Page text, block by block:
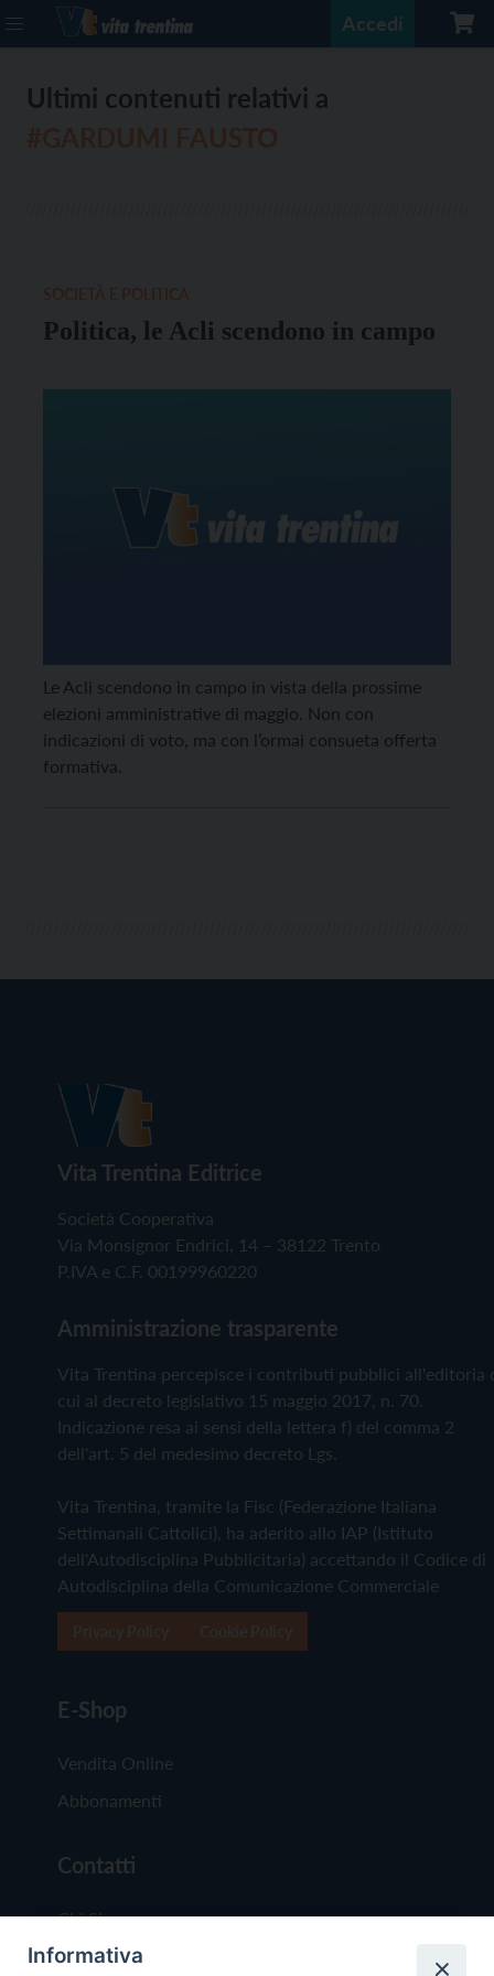
Accedi
Ultimi contenuti relativi a
Politica, le Acli scendono in campo
Le Acli scendono in campo in vista della prossime
elezioni amministrative di maggio. Non con
indicazioni di voto, ma con l’ormai consueta offerta
formativa.
Vita Trentina Editrice
Società Cooperativa
Via Monsignor Endrici, 14 – 38122 Trento
P.IVA e C.F. 00199960220
Amministrazione trasparente
Vita Trentina percepisce i contributi pubblici all'editoria
cui al decreto legislativo 15 maggio 2017, n. 70.
Indicazione resa ai sensi della lettera f) del comma 2
dell'art. 5 del medesimo decreto Lgs.
Vita Trentina, tramite la Fisc (Federazione Italiana
Settimanali Cattolici), ha aderito allo IAP (Istituto
dell'Autodisciplina Pubblicitaria) accettando il Codice di
Autodisciplina della Comunicazione Commerciale
E-Shop
Vendita Online
Abbonamenti
Contatti
Chi Siamo
Redazione
Informativa